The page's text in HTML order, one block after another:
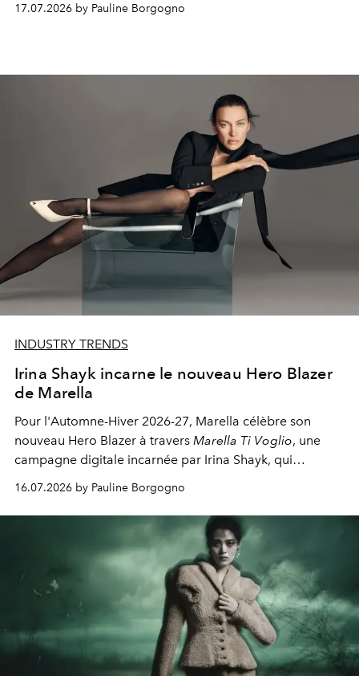
17.07.2026 by Pauline Borgogno
INDUSTRY TRENDS
Irina Shayk incarne le nouveau Hero Blazer
de Marella
Pour l'Automne-Hiver 2026-27, Marella célèbre son
nouveau Hero Blazer à travers Marella Ti Voglio, une
campagne digitale incarnée par Irina Shayk, qui
16.07.2026 by Pauline Borgogno